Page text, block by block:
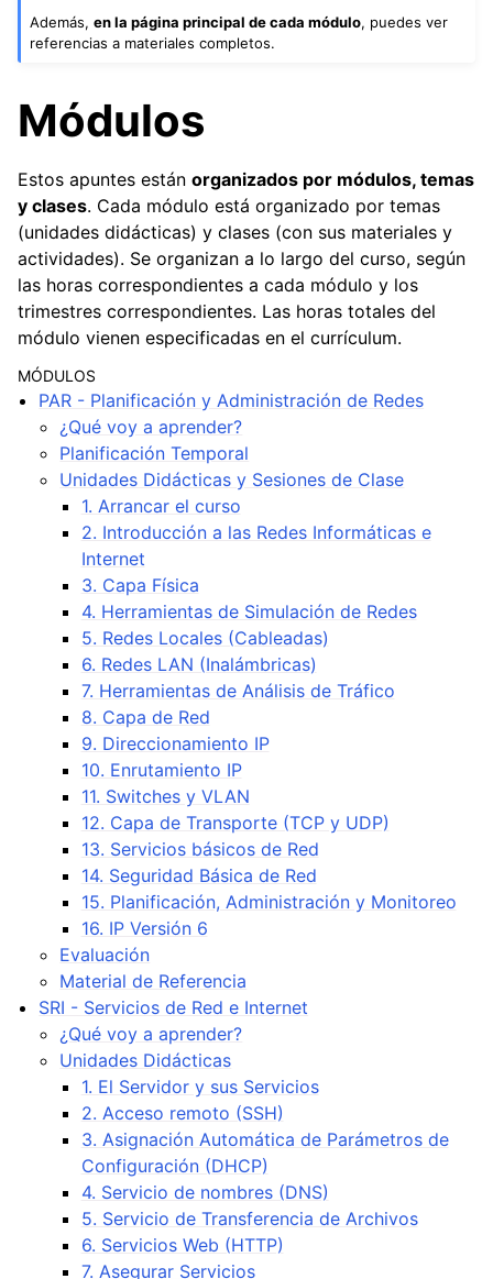
navigation of Ejercicios y Prácticas de Servicios
navigation of Ejercicios de Bases de Datos
navigation of Ideas de Proyectos Fin de Ciclo (PFC)
navigation of Ideas de Proyectos Fin de Ciclo (PFC)
Además,en la página principal de cada módulo, puedes ver
referencias a materiales completos.
Módulos
Estos apuntes están organizados por módulos, temas
y clases. Cada módulo está organizado por temas
(unidades didácticas) y clases (con sus materiales y
actividades). Se organizan a lo largo del curso, según
las horas correspondientes a cada módulo y los
trimestres correspondientes. Las horas totales del
módulo vienen especificadas en el currículum.
MÓDULOS
PAR - Planificación y Administración de Redes
¿Qué voy a aprender?
Planificación Temporal
Unidades Didácticas y Sesiones de Clase
1. Arrancar el curso
2. Introducción a las Redes Informáticas e
Internet
3. Capa Física
4. Herramientas de Simulación de Redes
5. Redes Locales (Cableadas)
6. Redes LAN (Inalámbricas)
7. Herramientas de Análisis de Tráfico
8. Capa de Red
9. Direccionamiento IP
10. Enrutamiento IP
11. Switches y VLAN
12. Capa de Transporte (TCP y UDP)
13. Servicios básicos de Red
14. Seguridad Básica de Red
15. Planificación, Administración y Monitoreo
16. IP Versión 6
Evaluación
Material de Referencia
SRI - Servicios de Red e Internet
¿Qué voy a aprender?
Unidades Didácticas
1. El Servidor y sus Servicios
2. Acceso remoto (SSH)
3. Asignación Automática de Parámetros de
Configuración (DHCP)
4. Servicio de nombres (DNS)
5. Servicio de Transferencia de Archivos
6. Servicios Web (HTTP)
7. Asegurar Servicios